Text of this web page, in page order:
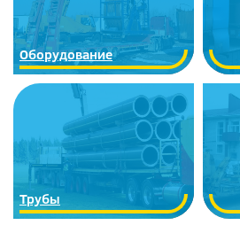
Оборудование
Трубы